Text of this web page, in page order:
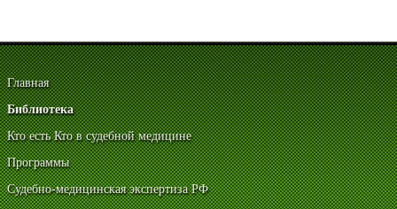
Главная
Библиотека
Кто есть Кто в судебной медицине
Программы
Судебно-медицинская экспертиза РФ